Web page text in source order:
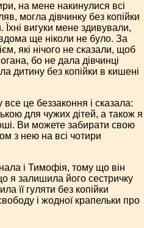
на мене накинулися всі
могла дівчинку без копійки
Їхні вигуки мене здивували,
ще ніколи не було. За
які нічого не сказали, щоб
бо не дала дівчинці
дитину без копійки в кишені
це беззаконня і сказала:
для чужих дітей, а також я
Ви можете забирати свою
з нею на всі чотири
і Тимофія, тому що він
я залишила його сестричку
її гуляти без копійки
і жодної крапельки про